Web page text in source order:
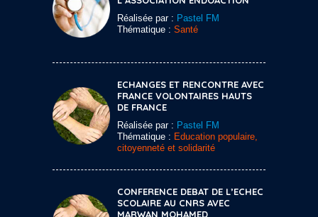
Réalisée par : Pastel FM
Thématique : Santé
ECHANGES ET RENCONTRE AVEC
FRANCE VOLONTAIRES HAUTS
DE FRANCE
Réalisée par : Pastel FM
Thématique : Education populaire,
citoyenneté et solidarité
CONFERENCE DEBAT DE L’ECHEC
SCOLAIRE AU CNRS AVEC
MARWAN MOHAMED